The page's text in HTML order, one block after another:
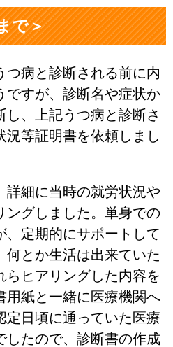
で＞
つ病と診断される前に内
ですが、診断名や症状か
し、上記うつ病と診断さ
況等証明書を依頼しまし
詳細に当時の就労状況や
ングしました。単身での
、定期的にサポートして
何とか生活は出来ていた
らヒアリングした内容を
用紙と一緒に医療機関へ
定日頃に通っていた医療
したので、診断書の作成